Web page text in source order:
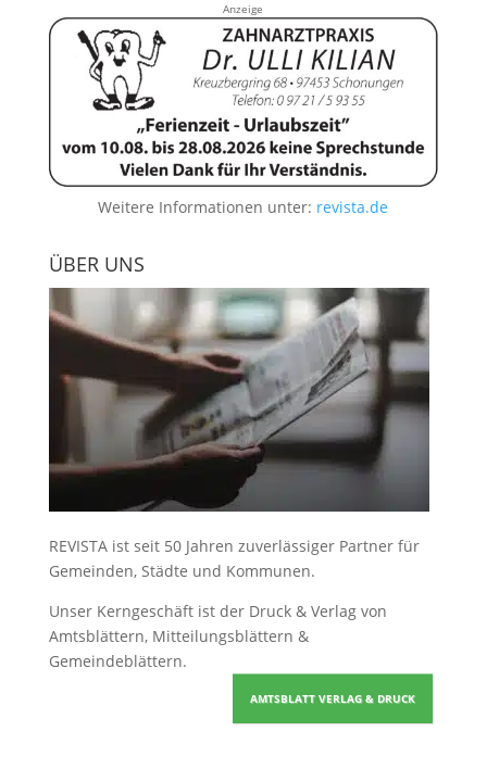
Anzeige
Weitere Informationen unter: revista.de
ÜBER UNS
REVISTA ist seit 50 Jahren zuverlässiger Partner für
Gemeinden, Städte und Kommunen.
Unser Kerngeschäft ist der Druck & Verlag von
Amtsblättern, Mitteilungsblättern &
Gemeindeblättern.
AMTSBLATT VERLAG & DRUCK